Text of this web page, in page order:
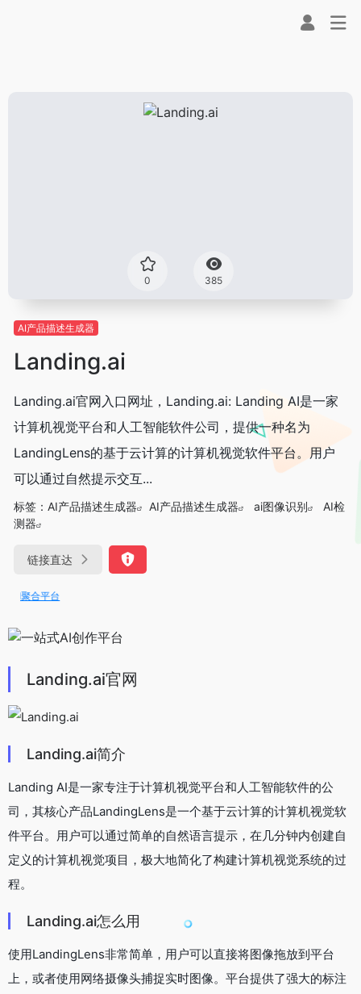
0 385
AI产品描述生成器
Landing.ai
Landing.ai官网入口网址，Landing.ai: Landing AI是一家
计算机视觉平台和人工智能软件公司，提供一种名为
LandingLens的基于云计算的计算机视觉软件平台。用户
可以通过自然提示交互...
标签： AI产品描述生成器 AI产品描述生成器 ai图像识别
AI检
测器
链接直达
合平台
Landing.ai官网
Landing.ai简介
Landing AI是一家专注于计算机视觉平台和人工智能软件的公
司，其核心产品LandingLens是一个基于云计算的计算机视觉软
件平台。用户可以通过简单的自然语言提示，在几分钟内创建自
定义的计算机视觉项目，极大地简化了构建计算机视觉系统的过
程。
Landing.ai怎么用
使用LandingLens非常简单，用户可以直接将图像拖放到平台
上，或者使用网络摄像头捕捉实时图像。平台提供了强大的标注